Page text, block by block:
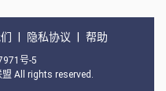
隐私协议 帮助
号-5
盟 All rights reserved.